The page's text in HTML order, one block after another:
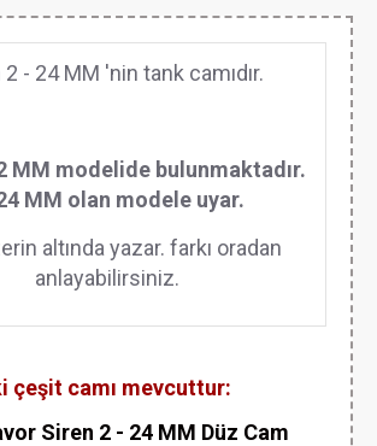
- 24 MM 'nin tank camıdır.
MM modelide bulunmaktadır.
MM olan modele uyar.
altında yazar. farkı oradan
anlayabilirsiniz.
çeşit camı mevcuttur:
Siren 2 - 24 MM Düz Cam